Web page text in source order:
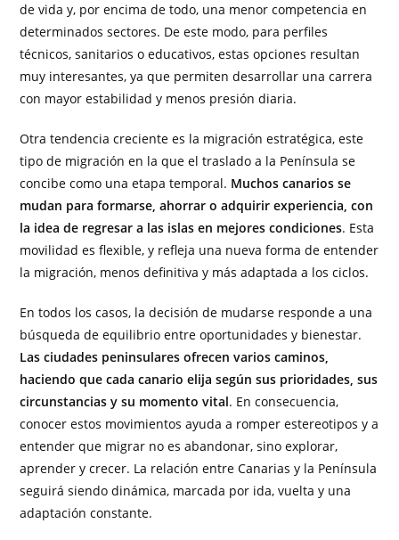
de vida y, por encima de todo, una menor competencia en
determinados sectores. De este modo, para perfiles
técnicos, sanitarios o educativos, estas opciones resultan
muy interesantes, ya que permiten desarrollar una carrera
con mayor estabilidad y menos presión diaria.
Otra tendencia creciente es la migración estratégica, este
tipo de migración en la que el traslado a la Península se
concibe como una etapa temporal. Muchos canarios se
mudan para formarse, ahorrar o adquirir experiencia, con
la idea de regresar a las islas en mejores condiciones. Esta
movilidad es flexible, y refleja una nueva forma de entender
la migración, menos definitiva y más adaptada a los ciclos.
En todos los casos, la decisión de mudarse responde a una
búsqueda de equilibrio entre oportunidades y bienestar.
Las ciudades peninsulares ofrecen varios caminos,
haciendo que cada canario elija según sus prioridades, sus
circunstancias y su momento vital. En consecuencia,
conocer estos movimientos ayuda a romper estereotipos y a
entender que migrar no es abandonar, sino explorar,
aprender y crecer. La relación entre Canarias y la Península
seguirá siendo dinámica, marcada por ida, vuelta y una
adaptación constante.